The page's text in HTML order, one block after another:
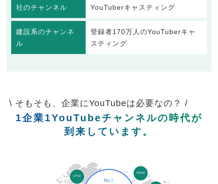
社のチャンネル
YouTuberキャスティング
建設系のチャンネ
ル
登録者170万人のYouTuberキャ
スティング
\ そもそも、企業にYouTubeは必要なの？ /
1企業1YouTubeチャンネルの時代が
到来しています。